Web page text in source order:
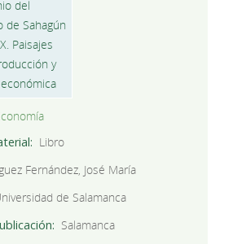
Libro
Fernández, José María
de Salamanca
Salamanca